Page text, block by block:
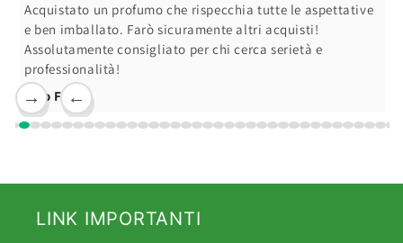
←
→
Acquistato un profumo che rispecchia tutte le aspettative
e ben imballato. Farò sicuramente altri acquisti!
Assolutamente consigliato per chi cerca serietà e
professionalità!
Ciro F.
LINK IMPORTANTI